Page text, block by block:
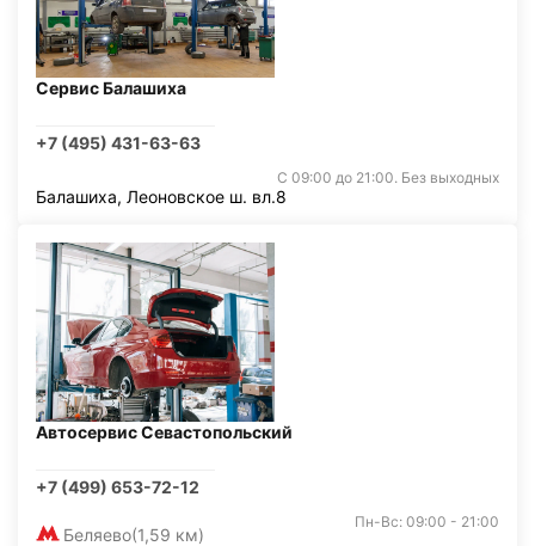
Сервис Балашиха
+7 (495) 431-63-63
С 09:00 до 21:00. Без выходных
Балашиха, Леоновское ш. вл.8
Автосервис Севастопольский
+7 (499) 653-72-12
Беляево(1,59 км)
Пн-Вс: 09:00 - 21:00